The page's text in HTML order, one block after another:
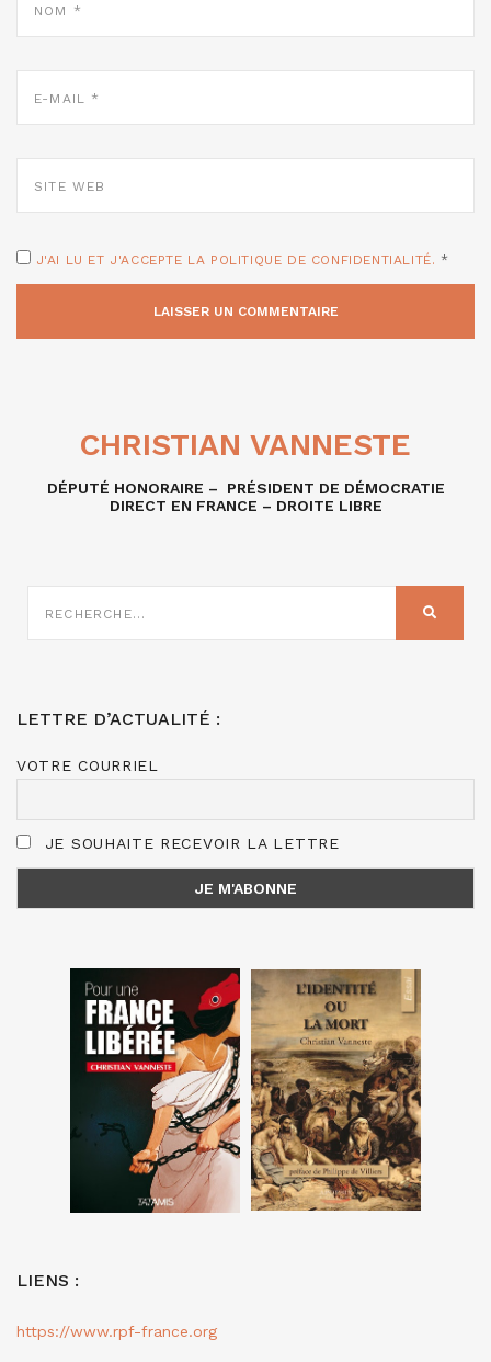
MAIL
WEB
J'AI LU ET J'ACCEPTE LA POLITIQUE DE CONFIDENTIALITÉ. *
CHRISTIAN VANNESTE
DÉPUTÉ HONORAIRE – PRÉSIDENT DE DÉMOCRATIE
DIRECT EN FRANCE – DROITE LIBRE
SUR
LETTRE D’ACTUALITÉ :
VOTRE COURRIEL
JE SOUHAITE RECEVOIR LA LETTRE
LIENS :
https://www.rpf-france.org